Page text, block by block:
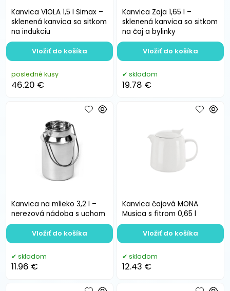
Kanvica VIOLA 1,5 l Simax –
sklenená kanvica so sitkom
na indukciu
posledné kusy
46.20 €
Vložiť do košíka
Kanvica Zoja 1,65 l –
sklenená kanvica so sitkom
na čaj a bylinky
skladom
19.78 €
Vložiť do košíka
Kanvica na mlieko 3,2 l –
nerezová nádoba s uchom
skladom
11.96 €
Vložiť do košíka
Kanvica čajová MONA
Musica s fitrom 0,65 l
skladom
12.43 €
Vložiť do košíka